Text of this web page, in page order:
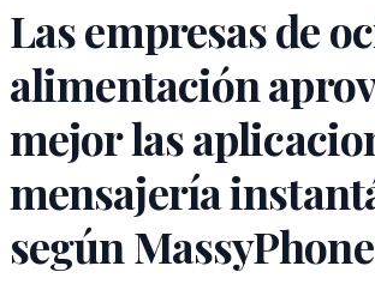
Las empresas de
alimentación
mejor las
mensajería
según MassyPhone